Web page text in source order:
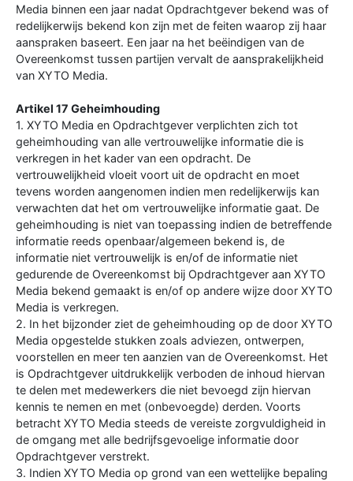
Media binnen een jaar nadat Opdrachtgever bekend was of
redelijkerwijs bekend kon zijn met de feiten waarop zij haar
aanspraken baseert. Een jaar na het beëindigen van de
Overeenkomst tussen partijen vervalt de aansprakelijkheid
van XYTO Media.
Artikel 17 Geheimhouding
1. XYTO Media en Opdrachtgever verplichten zich tot
geheimhouding van alle vertrouwelijke informatie die is
verkregen in het kader van een opdracht. De
vertrouwelijkheid vloeit voort uit de opdracht en moet
tevens worden aangenomen indien men redelijkerwijs kan
verwachten dat het om vertrouwelijke informatie gaat. De
geheimhouding is niet van toepassing indien de betreffende
informatie reeds openbaar/algemeen bekend is, de
informatie niet vertrouwelijk is en/of de informatie niet
gedurende de Overeenkomst bij Opdrachtgever aan XYTO
Media bekend gemaakt is en/of op andere wijze door XYTO
Media is verkregen.
2. In het bijzonder ziet de geheimhouding op de door XYTO
Media opgestelde stukken zoals adviezen, ontwerpen,
voorstellen en meer ten aanzien van de Overeenkomst. Het
is Opdrachtgever uitdrukkelijk verboden de inhoud hiervan
te delen met medewerkers die niet bevoegd zijn hiervan
kennis te nemen en met (onbevoegde) derden. Voorts
betracht XYTO Media steeds de vereiste zorgvuldigheid in
de omgang met alle bedrijfsgevoelige informatie door
Opdrachtgever verstrekt.
3. Indien XYTO Media op grond van een wettelijke bepaling